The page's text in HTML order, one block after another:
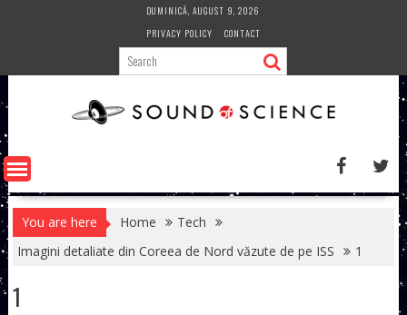
DUMINICĂ, AUGUST 9, 2026
PRIVACY POLICY
CONTACT
You are here Home
Tech
Imagini detaliate din Coreea de Nord văzute de pe ISS
1
1